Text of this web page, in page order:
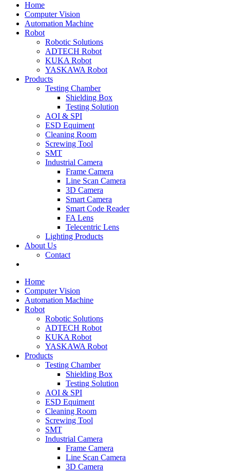
Home
Computer Vision
Automation Machine
Robot
Robotic Solutions
ADTECH Robot
KUKA Robot
YASKAWA Robot
Products
Testing Chamber
Shielding Box
Testing Solution
AOI & SPI
ESD Equiment
Cleaning Room
Screwing Tool
SMT
Industrial Camera
Frame Camera
Line Scan Camera
3D Camera
Smart Camera
Smart Code Reader
FA Lens
Telecentric Lens
Lighting Products
About Us
Contact
Home
Computer Vision
Automation Machine
Robot
Robotic Solutions
ADTECH Robot
KUKA Robot
YASKAWA Robot
Products
Testing Chamber
Shielding Box
Testing Solution
AOI & SPI
ESD Equiment
Cleaning Room
Screwing Tool
SMT
Industrial Camera
Frame Camera
Line Scan Camera
3D Camera